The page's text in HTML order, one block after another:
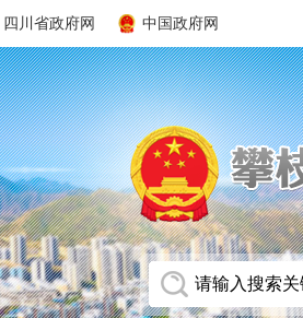
四川省政府网 中国政府网